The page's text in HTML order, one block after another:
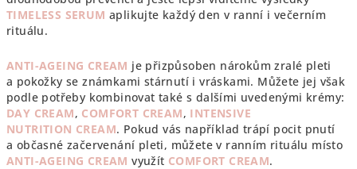
TIMELESS SERUM aplikujte každý den v ranní i večerním
rituálu.
ANTI-AGEING CREAM je přizpůsoben nárokům zralé pleti
a pokožky se známkami stárnutí i vráskami. Můžete jej však
podle potřeby kombinovat také s dalšími uvedenými krémy:
DAY CREAM, COMFORT CREAM, INTENSIVE
NUTRITION CREAM. Pokud vás například trápí pocit pnutí
a občasné začervenání pleti, můžete v ranním rituálu místo
ANTI-AGEING CREAM využít COMFORT CREAM.